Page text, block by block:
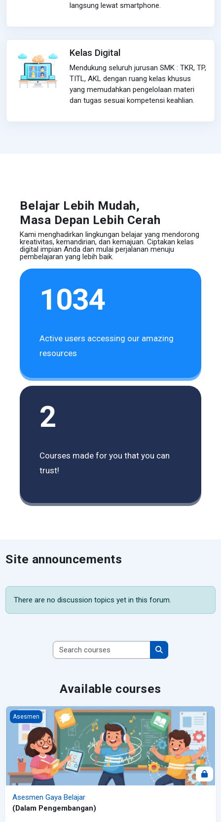
langsung lewat smartphone.
Kelas Digital
Mendukung seluruh jurusan SMK : TKR, TP,
TITL, AKL dengan ruang kelas khusus
yang memudahkan pengelolaan materi
dan tugas sesuai kompetensi keahlian.
Belajar Lebih Mudah,
Masa Depan Lebih Cerah
Kami menghadirkan lingkungan belajar yang mendorong
kreativitas, kemandirian, dan kemajuan. Ciptakan kelas
digital impian Anda dan mulai perjalanan menuju
pembelajaran yang lebih baik.
1034
Active users accessing our amazing
resources
2
Courses made for you that you can
trust!
Site announcements
There are no discussion topics yet in this forum.
Search courses
Search courses
Available courses
Asesmen Gaya Belajar
Asesmen
Asesmen Gaya Belajar
(Dalam Pengembangan)